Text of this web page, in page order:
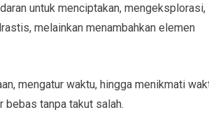
untuk menciptakan, mengeksplorasi,
melainkan menambahkan elemen
mengatur waktu, hingga menikmati
bebas tanpa takut salah.